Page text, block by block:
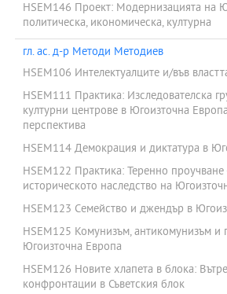
HSEM146 Проект: Модернизацията на
политическа, икономическа, културна
гл. ас. д-р Методи Методиев
HSEM106 Интелектуалците и/във
HSEM111 Практика: Изследователска
културни центрове в Югоизточна
перспектива
HSEM114 Демокрация и диктатура в
HSEM122 Практика: Теренно
историческото наследство на
HSEM123 Семейство и джендър в
HSEM125 Комунизъм, антикомунизъм и
Югоизточна Европа
HSEM126 Новите хлапета в блока:
конфронтации в Съветския блок